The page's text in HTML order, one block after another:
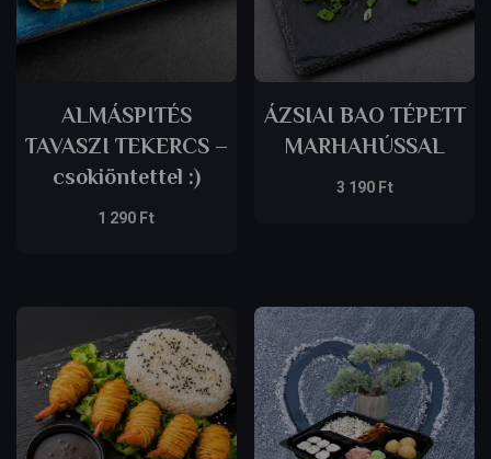
ALMÁSPITÉS
TAVASZI TEKERCS –
csokiöntettel :)
1 290Ft
ÁZSIAI BAO TÉPETT
MARHAHÚSSAL
3 190Ft